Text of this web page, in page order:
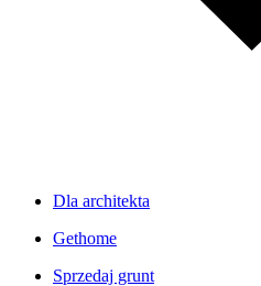
Dla architekta
Gethome
Sprzedaj grunt